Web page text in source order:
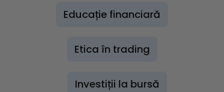
Educație financiară
Etica în trading
Investiții la bursă